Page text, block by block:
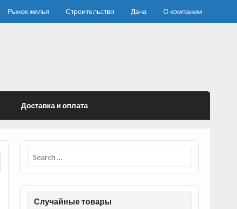
Рынок жилья Строительство Дача О компании
Доставка и оплата
Случайные товары